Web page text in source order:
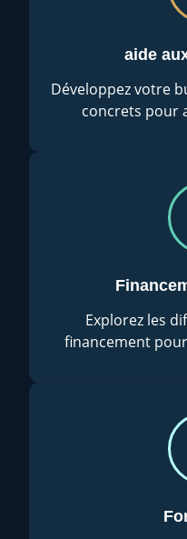
aide
Développez votre
concrets pour
Explorez les
financement